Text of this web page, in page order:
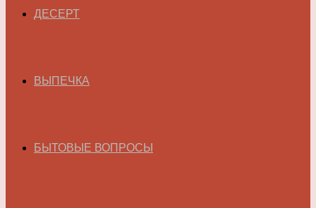
ДЕСЕРТ
ВЫПЕЧКА
БЫТОВЫЕ ВОПРОСЫ